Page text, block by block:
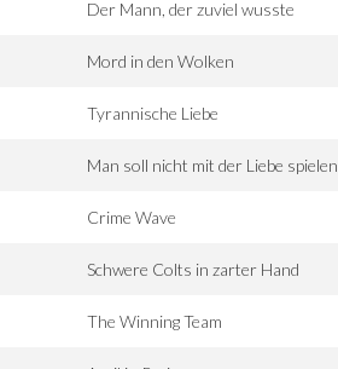
Der Mann, der zuviel wusste
Mord in den Wolken
Tyrannische Liebe
Man soll nicht mit der Liebe spielen
Crime Wave
Schwere Colts in zarter Hand
The Winning Team